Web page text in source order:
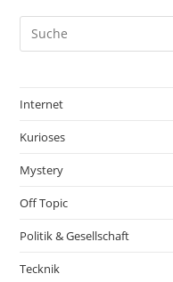
Internet
Kurioses
Mystery
Off Topic
Politik & Gesellschaft
Tecknik